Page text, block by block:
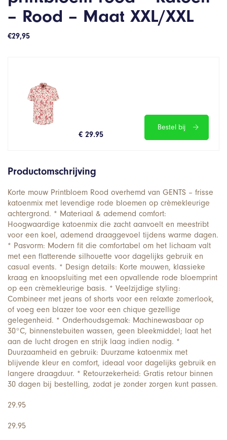
– Rood – Maat XXL/XXL
€29,95
€ 29.95
Bestel bij
Productomschrijving
Korte mouw Printbloem Rood overhemd van GENTS – frisse
katoenmix met levendige rode bloemen op crèmekleurige
achtergrond. * Materiaal & ademend comfort:
Hoogwaardige katoenmix die zacht aanvoelt en meestribt
voor een koel, ademend draaggevoel tijdens warme dagen.
* Pasvorm: Modern fit die comfortabel om het lichaam valt
met een flatterende silhouette voor dagelijks gebruik en
casual events. * Design details: Korte mouwen, klassieke
kraag en knoopsluiting met een opvallende rode bloemprint
op een crèmekleurige basis. * Veelzijdige styling:
Combineer met jeans of shorts voor een relaxte zomerlook,
of voeg een blazer toe voor een chique gezellige
gelegenheid. * Onderhoudsgemak: Machinewasbaar op
30°C, binnenstebuiten wassen, geen bleekmiddel; laat het
aan de lucht drogen en strijk laag indien nodig. *
Duurzaamheid en gebruik: Duurzame katoenmix met
blijvende kleur en comfort, ideaal voor dagelijks gebruik en
langere draagduur. * Retourzekerheid: Gratis retour binnen
30 dagen bij bestelling, zodat je zonder zorgen kunt passen.
29.95
29.95